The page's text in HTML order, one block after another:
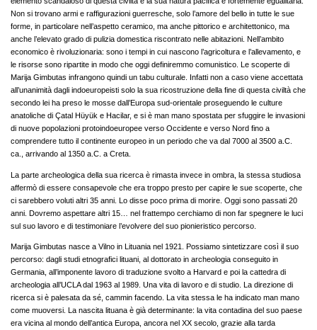
Non si trovano armi e raffigurazioni guerresche, solo l’amore del bello in tutte le sue
forme, in particolare nell’aspetto ceramico, ma anche pittorico e architettonico, ma
anche l’elevato grado di pulizia domestica riscontrato nelle abitazioni. Nell’ambito
economico è rivoluzionaria: sono i tempi in cui nascono l’agricoltura e l’allevamento, e
le risorse sono ripartite in modo che oggi definiremmo comunistico. Le scoperte di
Marija Gimbutas infrangono quindi un tabu culturale. Infatti non a caso viene accettata
all’unanimità dagli indoeuropeisti solo la sua ricostruzione della fine di questa civiltà che
secondo lei ha preso le mosse dall’Europa sud-orientale proseguendo le culture
anatoliche di Çatal Hüyük e Hacilar, e si è man mano spostata per sfuggire le invasioni
di nuove popolazioni protoindoeuropee verso Occidente e verso Nord fino a
comprendere tutto il continente europeo in un periodo che va dal 7000 al 3500 a.C.
ca., arrivando al 1350 a.C. a Creta.
La parte archeologica della sua ricerca è rimasta invece in ombra, la stessa studiosa
affermò di essere consapevole che era troppo presto per capire le sue scoperte, che
ci sarebbero voluti altri 35 anni. Lo disse poco prima di morire. Oggi sono passati 20
anni. Dovremo aspettare altri 15… nel frattempo cerchiamo di non far spegnere le luci
sul suo lavoro e di testimoniare l’evolvere del suo pionieristico percorso.
Marija Gimbutas nasce a Vilno in Lituania nel 1921. Possiamo sintetizzare così il suo
percorso: dagli studi etnografici lituani, al dottorato in archeologia conseguito in
Germania, all’imponente lavoro di traduzione svolto a Harvard e poi la cattedra di
archeologia all’UCLA dal 1963 al 1989. Una vita di lavoro e di studio. La direzione di
ricerca si è palesata da sé, cammin facendo. La vita stessa le ha indicato man mano
come muoversi. La nascita lituana è già determinante: la vita contadina del suo paese
era vicina al mondo dell’antica Europa, ancora nel XX secolo, grazie alla tarda